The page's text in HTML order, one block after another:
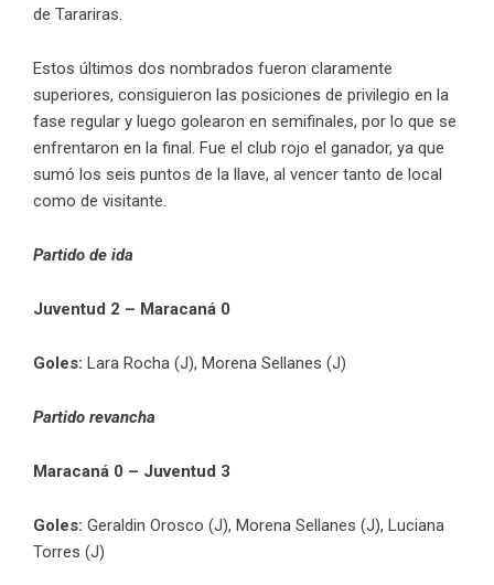
de Tarariras.
Estos últimos dos nombrados fueron claramente
superiores, consiguieron las posiciones de privilegio en la
fase regular y luego golearon en semifinales, por lo que se
enfrentaron en la final. Fue el club rojo el ganador, ya que
sumó los seis puntos de la llave, al vencer tanto de local
como de visitante.
Partido de ida
Juventud 2 – Maracaná 0
Goles: Lara Rocha (J), Morena Sellanes (J)
Partido revancha
Maracaná 0 – Juventud 3
Goles: Geraldin Orosco (J), Morena Sellanes (J), Luciana
Torres (J)